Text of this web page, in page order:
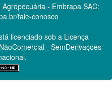
- Embrapa SAC:
fale-conosco
licenciado sob a Licença
- SemDerivações